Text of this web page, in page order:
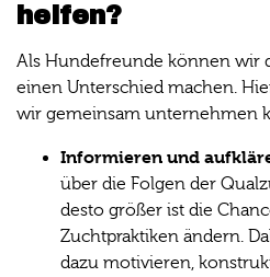
helfen?
Als Hundefreunde können wir
einen Unterschied machen.
wir gemeinsam unternehmen
Informieren und
über die Folgen der
desto größer ist die
Zuchtpraktiken ändern.
dazu motivieren,